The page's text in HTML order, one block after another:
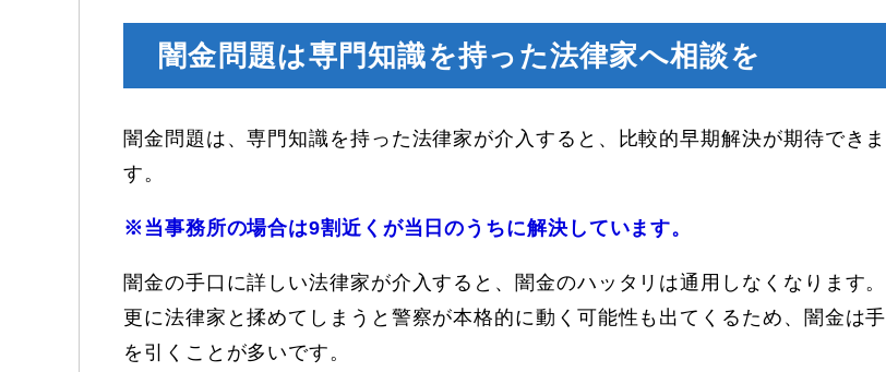
闇金問題は専門知識を持った法律家へ相談を
闇金問題は、専門知識を持った法律家が介入すると、比較的早期解決が期待できま
す。
※当事務所の場合は9割近くが当日のうちに解決しています。
闇金の手口に詳しい法律家が介入すると、闇金のハッタリは通用しなくなります。
更に法律家と揉めてしまうと警察が本格的に動く可能性も出てくるため、闇金は手
を引くことが多いです。